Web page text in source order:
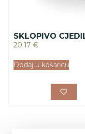
SKLOPIVO
20.17 €
Dodaj u košaricu